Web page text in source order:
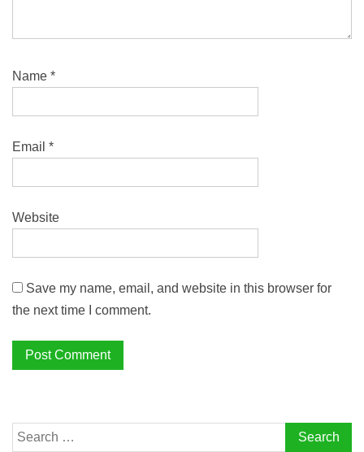
Name *
Email *
Website
Save my name, email, and website in this browser for
the next time I comment.
Search